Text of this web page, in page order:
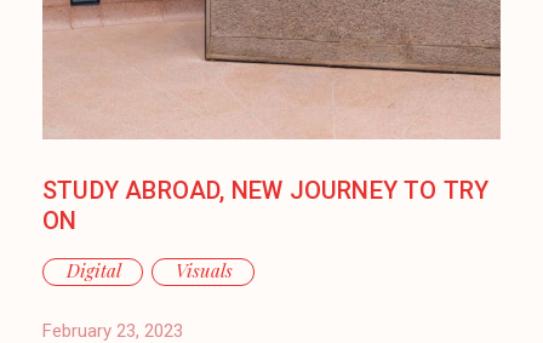
STUDY ABROAD, NEW JOURNEY TO TRY
ON
Digital Visuals
February 23, 2023